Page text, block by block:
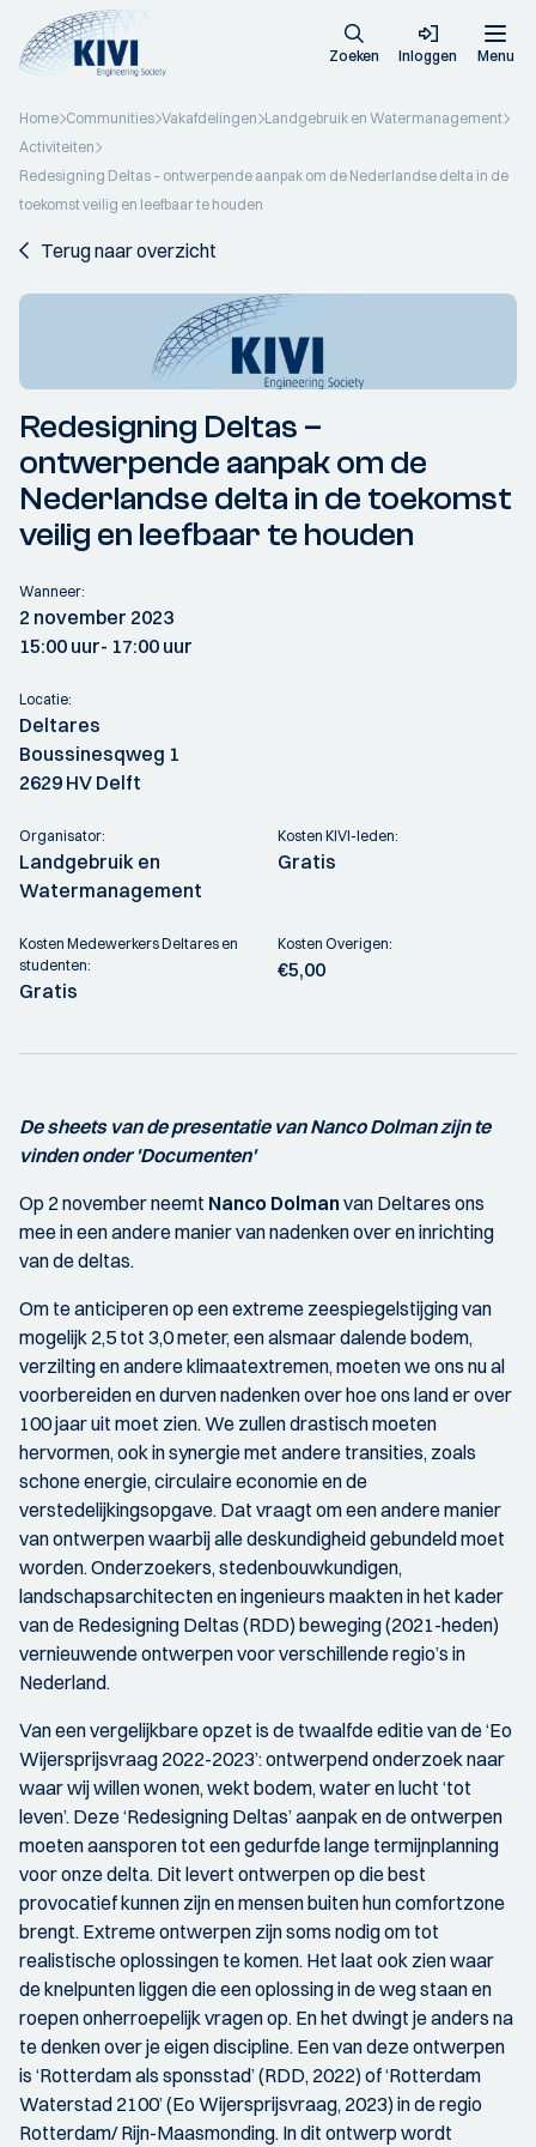
Zoeken Inloggen Menu
Home Communities Vakafdelingen Landgebruik en Watermanagement
Activiteiten
Redesigning Deltas – ontwerpende aanpak om de Nederlandse delta in de
toekomst veilig en leefbaar te houden
Terug naar overzicht
Redesigning Deltas –
ontwerpende aanpak om de
Nederlandse delta in de toekomst
veilig en leefbaar te houden
Wanneer:
2 november 2023
15:00 uur- 17:00 uur
Locatie:
Deltares
Boussinesqweg 1
2629 HV Delft
Organisator:
Landgebruik en
Watermanagement
Kosten KIVI-leden:
Gratis
Kosten Medewerkers Deltares en
studenten:
Gratis
Kosten Overigen:
€5,00
De sheets van de presentatie van Nanco Dolman zijn te
vinden onder 'Documenten'
Op 2 november neemt Nanco Dolmanvan Deltares ons
mee in een andere manier van nadenken over en inrichting
van de deltas.
Om te anticiperen op een extreme zeespiegelstijging van
mogelijk 2,5 tot 3,0 meter, een alsmaar dalende bodem,
verzilting en andere klimaatextremen, moeten we ons nu al
voorbereiden en durven nadenken over hoe ons land er over
100 jaar uit moet zien. We zullen drastisch moeten
hervormen, ook in synergie met andere transities, zoals
schone energie, circulaire economie en de
verstedelijkingsopgave. Dat vraagt om een andere manier
van ontwerpen waarbij alle deskundigheid gebundeld moet
worden. Onderzoekers, stedenbouwkundigen,
landschapsarchitecten en ingenieurs maakten in het kader
van de Redesigning Deltas (RDD) beweging (2021-heden)
vernieuwende ontwerpen voor verschillende regio’s in
Nederland.
Van een vergelijkbare opzet is de twaalfde editie van de ‘Eo
Wijersprijsvraag 2022-2023’: ontwerpend onderzoek naar
waar wij willen wonen, wekt bodem, water en lucht ‘tot
leven’. Deze ‘Redesigning Deltas’ aanpak en de ontwerpen
moeten aansporen tot een gedurfde lange termijnplanning
voor onze delta. Dit levert ontwerpen op die best
provocatief kunnen zijn en mensen buiten hun comfortzone
brengt. Extreme ontwerpen zijn soms nodig om tot
realistische oplossingen te komen. Het laat ook zien waar
de knelpunten liggen die een oplossing in de weg staan en
roepen onherroepelijk vragen op. En het dwingt je anders na
te denken over je eigen discipline. Een van deze ontwerpen
is ‘Rotterdam als sponsstad’ (RDD, 2022) of ‘Rotterdam
Waterstad 2100’ (Eo Wijersprijsvraag, 2023) in de regio
Rotterdam/ Rijn-Maasmonding. In dit ontwerp wordt